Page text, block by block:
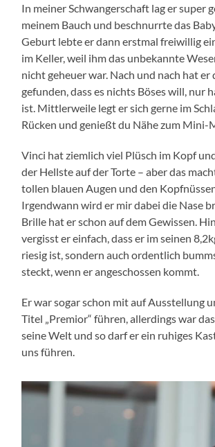
In meiner Schwangerschaft lag er super
meinem Bauch und beschnurrte das
Geburt lebte er dann erstmal freiwillig
im Keller, weil ihm das unbekannte
nicht geheuer war. Nach und nach hat er
gefunden, dass es nichts Böses will, nur
ist. Mittlerweile legt er sich gerne im
Rücken und genießt du Nähe zum Mini-
Vinci hat ziemlich viel Plüsch im Kopf
der Hellste auf der Torte – aber das
tollen blauen Augen und den
Irgendwann wird er mir dabei die Nase
Brille hat er schon auf dem Gewissen.
vergisst er einfach, dass er im seinen
riesig ist, sondern auch ordentlich
steckt, wenn er angeschossen kommt.
Er war sogar schon mit auf Ausstellung
Titel „Premior“ führen, allerdings war
seine Welt und so darf er ein ruhiges
uns führen.